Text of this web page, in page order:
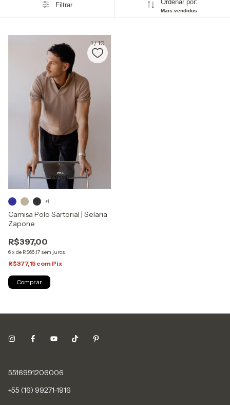
Filtrar Ordenar por:
Mais vendidos
1/10
Camisa Polo Sartorial | Selaria
Zapone
R$397,00
6x de R$66,17 sem juros
R$377,15 com Pix
+1
Comprar
5516991206006
+55 (16) 99271-1916